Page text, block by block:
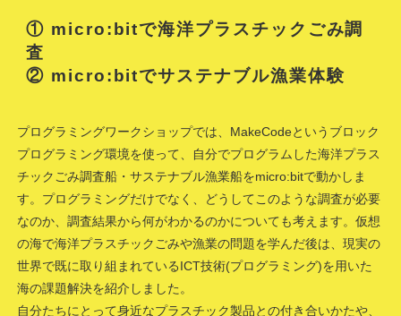
① micro:bitで海洋プラスチックごみ調
査
② micro:bitでサステナブル漁業体験
プログラミングワークショップでは、MakeCodeというブロック
プログラミング環境を使って、自分でプログラムした海洋プラス
チックごみ調査船・サステナブル漁業船をmicro:bitで動かしま
す。プログラミングだけでなく、どうしてこのような調査が必要
なのか、調査結果から何がわかるのかについても考えます。仮想
の海で海洋プラスチックごみや漁業の問題を学んだ後は、現実の
世界で既に取り組まれているICT技術(プログラミング)を用いた
海の課題解決を紹介しました。
自分たちにとって身近なプラスチック製品との付き合いかたや、